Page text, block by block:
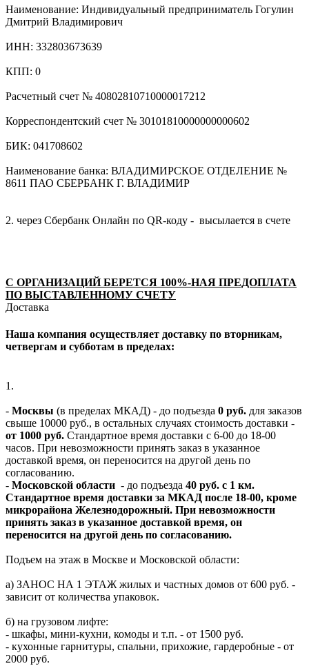
Наименование: Индивидуальный предприниматель Гогулин
Дмитрий Владимирович
ИНН: 332803673639
КПП: 0
Расчетный счет № 40802810710000017212
Корреспондентский счет № 30101810000000000602
БИК: 041708602
Наименование банка: ВЛАДИМИРСКОЕ ОТДЕЛЕНИЕ №
8611 ПАО СБЕРБАНК Г. ВЛАДИМИР
2. через Сбербанк Онлайн по QR-коду - высылается в счете
С ОРГАНИЗАЦИЙ БЕРЕТСЯ 100%-НАЯ ПРЕДОПЛАТА
ПО ВЫСТАВЛЕННОМУ СЧЕТУ
Доставка
Наша компания осуществляет доставку по вторникам,
четвергам и субботам в пределах:
1.
- Москвы (в пределах МКАД) - до подъезда 0 руб. для заказов
свыше 10000 руб., в остальных случаях стоимость доставки -
от 1000 руб. Стандартное время доставки с 6-00 до 18-00
часов. При невозможности принять заказ в указанное
доставкой время, он переносится на другой день по
согласованию.
- Московской области - до подъезда 40 руб. с 1 км.
Стандартное время доставки за МКАД после 18-00, кроме
микрорайона Железнодорожный. При невозможности
принять заказ в указанное доставкой время, он
переносится на другой день по согласованию.
Подъем на этаж в Москве и Московской области:
а) ЗАНОС НА 1 ЭТАЖ жилых и частных домов от 600 руб. -
зависит от количества упаковок.
б) на грузовом лифте:
- шкафы, мини-кухни, комоды и т.п. - от 1500 руб.
- кухонные гарнитуры, спальни, прихожие, гардеробные - от
2000 руб.